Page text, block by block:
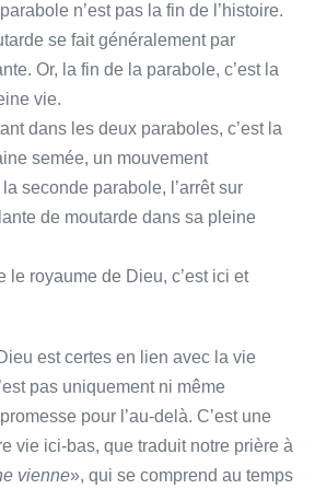
n’est pas la fin de l’histoire.
se fait généralement par
Or, la fin de la parabole, c’est la
vie.
dans les deux paraboles, c’est la
semée, un mouvement
seconde parabole, l’arrêt sur
de moutarde dans sa pleine
le royaume de Dieu, c’est ici et
est certes en lien avec la vie
pas uniquement ni même
pour l’au-delà. C’est une
vie ici-bas, que traduit notre prière à
vienne», qui se comprend au temps